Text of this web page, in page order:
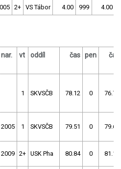
2+ VS Tábor 4.00 999 4.00
nar. vt oddíl čas pen čas
1 SKVSČB 78.12 0 76.75
2005 1 SKVSČB 79.51 0 79.63
2009 2+ USK Pha 80.84 0 81.17